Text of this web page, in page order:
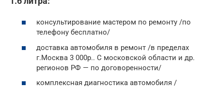
консультирование мастером по ремонту /по
телефону бесплатно/
доставка автомобиля в ремонт /в пределах
г.Москва 3 000р.. С московской области и др.
регионов РФ — по договоренности/
комплексная диагностика автомобиля /